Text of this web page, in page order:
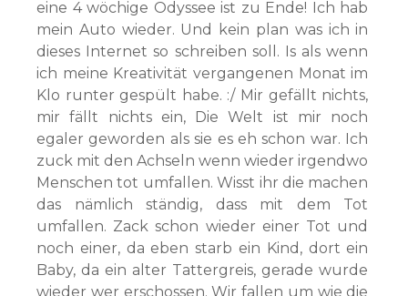
eine 4 wöchige Odyssee ist zu Ende! Ich hab
mein Auto wieder. Und kein plan was ich in
dieses Internet so schreiben soll. Is als wenn
ich meine Kreativität vergangenen Monat im
Klo runter gespült habe. :/ Mir gefällt nichts,
mir fällt nichts ein, Die Welt ist mir noch
egaler geworden als sie es eh schon war. Ich
zuck mit den Achseln wenn wieder irgendwo
Menschen tot umfallen. Wisst ihr die machen
das nämlich ständig, dass mit dem Tot
umfallen. Zack schon wieder einer Tot und
noch einer, da eben starb ein Kind, dort ein
Baby, da ein alter Tattergreis, gerade wurde
wieder wer erschossen. Wir fallen um wie die